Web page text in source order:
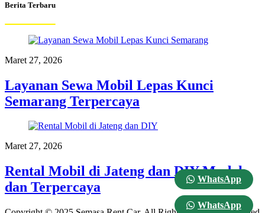
WhatsApp
WhatsApp
Berita Terbaru
Maret 27, 2026
Layanan Sewa Mobil Lepas Kunci
Semarang Terpercaya
Maret 27, 2026
Rental Mobil di Jateng dan DIY Mudah
dan Terpercaya